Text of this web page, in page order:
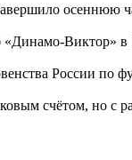
осеннюю
Виктор» в
России по
счётом, но с